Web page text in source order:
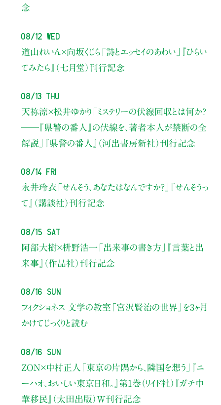
念
08/12 Wed
道山れいん×向坂くじら 「詩とエッセイのあわい」
『ひらい
てみたら』（七月堂）刊行記念
08/13 Thu
天祢涼×松井ゆかり 「ミステリーの伏線回収とは何か？
――『県警の番人』の伏線を、著者本人が禁断の全
解説」
『県警の番人』（河出書房新社）刊行記念
08/14 Fri
永井玲衣 「せんそう、あなたはなんですか？」
『せんそうっ
て』（講談社）刊行記念
08/15 Sat
阿部大樹×枡野浩一 「出来事の書き方」
『言葉と出
来事』（作品社）刊行記念
08/16 Sun
フィクショネス 文学の教室 「宮沢賢治の世界」を3ヶ月
かけてじっくりと読む
08/16 Sun
ZON×中村正人 「東京の片隅から、隣国を想う」
『ニ
ーハオ、おいしい東京日和。』第1巻（リイド社） 『ガチ中
華移民』（太田出版）W刊行記念